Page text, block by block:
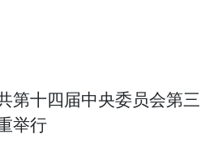
第十四届中央委员会第三
举行